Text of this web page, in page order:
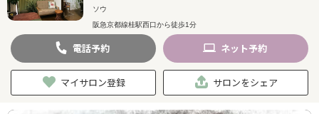
キーワード検索
ジャンルを選択
キーワードで検索
ソウ
阪急京都線桂駅西口から徒歩1分
電話予約 ネット予約
マイサロン登録 サロンをシェア